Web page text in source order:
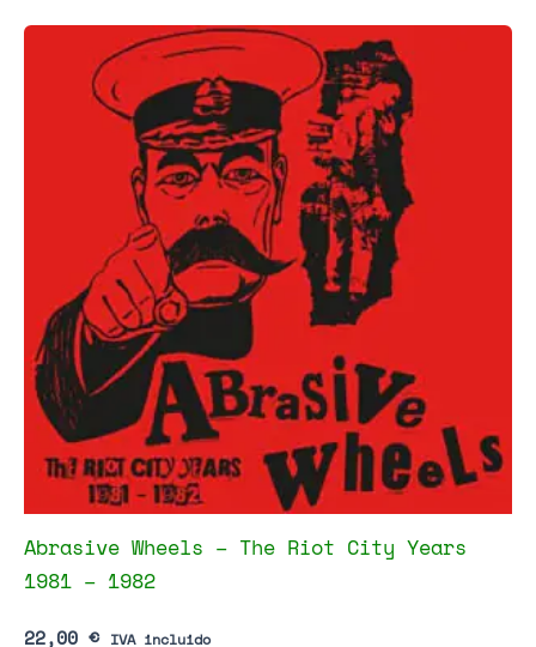
Abrasive Wheels – The Riot City Years
1981 – 1982
22,00 € IVA incluido